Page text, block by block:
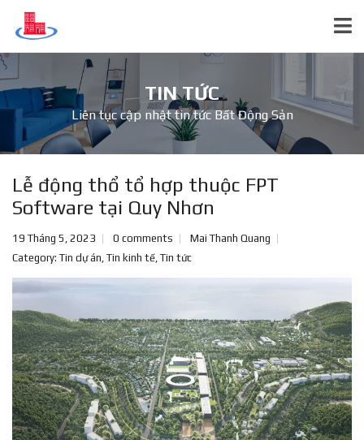
TIN TỨC
Liên tục cập nhật tin tức Bất Động Sản
Lễ động thổ tổ hợp thuộc FPT
Software tại Quy Nhơn
19 Tháng 5, 2023 0 comments
Mai Thanh Quang
Category: Tin dự án, Tin kinh tế, Tin tức